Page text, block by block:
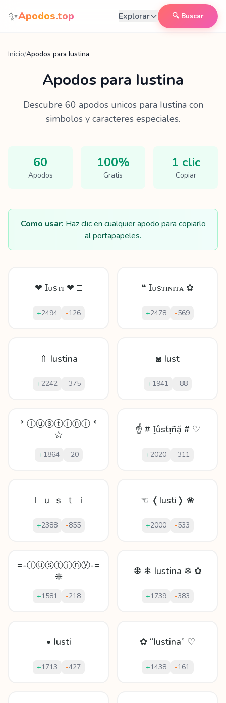
Saltar al contenido
✨Apodos.top Explorar 🔍 Buscar
Inicio/Apodos para Iustina
Apodos para Iustina
Descubre 60 apodos unicos para Iustinacon
simbolos y caracteres especiales.
60
Apodos
100%
Gratis
1 clic
Copiar
Como usar: Haz clic en cualquier apodo para copiarlo
al portapapeles.
❤ Ɪᴜsᴛɪ ❤ □
+2494 -126
❝ Ɪᴜsᴛɪɴɪᴛᴀ ✿
+2478 -569
⇑ Iustina
+2242 -375
◙ Iust
+1941 -88
* Ⓘⓤⓢⓣⓘⓝⓘ *
☆
+1864 -20
☝ # Ḭůѕẗᴉñặ # ♡
+2020 -311
Ｉ ｕ ｓ ｔ ｉ
+2388 -855
☜ ❬Iusti❭ ❀
+2000 -533
=-Ⓘⓤⓢⓣⓘⓝⓨ-=
❈
+1581 -218
❆ ❄ Iustina ❄ ✿
+1739 -383
• Iusti
+1713 -427
✿ “Iustina” ♡
+1438 -161